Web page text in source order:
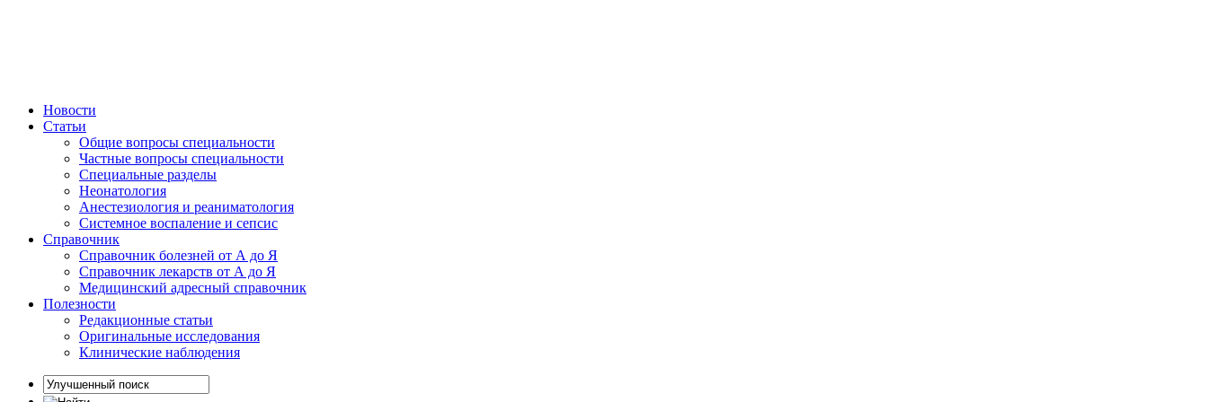
Новости
Статьи
Общие вопросы специальности
Частные вопросы специальности
Специальные разделы
Неонатология
Анестезиология и реаниматология
Системное воспаление и сепсис
Справочник
Справочник болезней от А до Я
Справочник лекарств от А до Я
Медицинский адресный справочник
Полезности
Редакционные статьи
Оригинальные исследования
Клинические наблюдения